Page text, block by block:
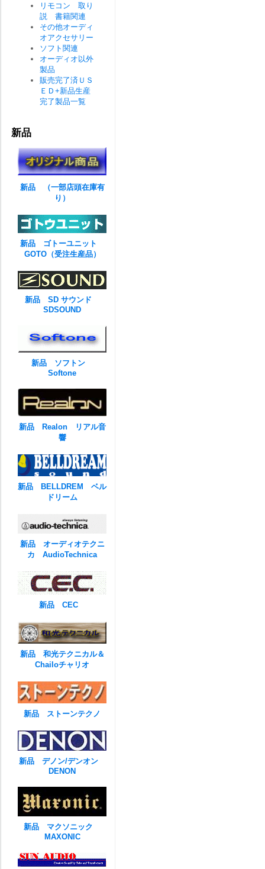
リモコン 取り
説 書籍関連
その他オーディ
オアクセサリー
ソフト関連
オーディオ以外
製品
販売完了済ＵＳ
ＥＤ+新品生産
完了製品一覧
新品
新品 （一部店頭在庫有
り）
新品 ゴトーユニット
GOTO（受注生産品）
新品 SD サウンド
SDSOUND
新品 ソフトン
Softone
新品 Realon リアル音
響
新品 BELLDREM ベル
ドリーム
新品 オーディオテクニ
カ AudioTechnica
新品 CEC
新品 和光テクニカル＆
Chailoチャリオ
新品 ストーンテクノ
新品 デノン/デンオン
DENON
新品 マクソニック
MAXONIC